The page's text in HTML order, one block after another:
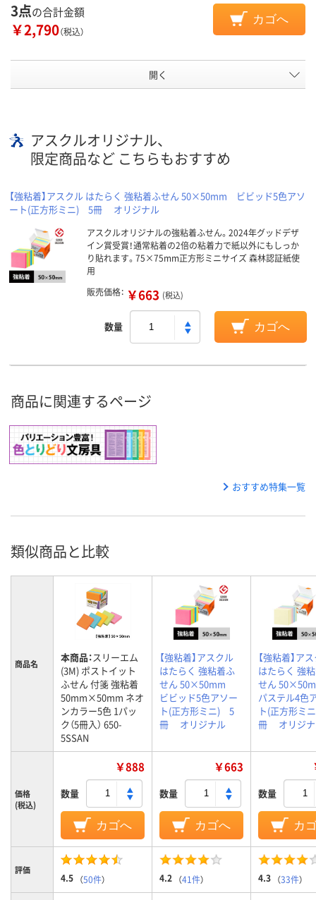
3点の合計金額
￥2,790（税込）
カゴへ
開く
アスクルオリジナル、
限定商品など こちらもおすすめ
【強粘着】アスクル はたらく 強粘着ふせん 50×50mm ビビッド5色アソ
ート(正方形ミニ) 5冊 オリジナル
アスクルオリジナルの強粘着ふせん。2024年グッドデザ
イン賞受賞！通常粘着の2倍の粘着力で紙以外にもしっか
り貼れます。75×75mm正方形ミニサイズ 森林認証紙使
用
販売価格： ￥663 (税込)
数量 カゴへ
商品に関連するページ
おすすめ特集一覧
類似商品と比較
商品名 本商品：スリーエム
(3M) ポストイット
ふせん 付箋 強粘着
50mm×50mm ネオ
ンカラー5色 1パッ
ク（5冊入） 650-
5SSAN
【強粘着】アスクル
はたらく 強粘着ふ
せん 50×50mm
ビビッド5色アソー
ト(正方形ミニ) 5
冊 オリジナル
【強粘着】ア
はたらく 強
せん
パステル4色
ト(正方形ミ
冊 オリジ
価格
(税込)
￥888
数量
カゴへ
￥663
数量
カゴへ
数量
カ
評価
4.5 （50件） 4.2 （41件） 4.3 （33件）